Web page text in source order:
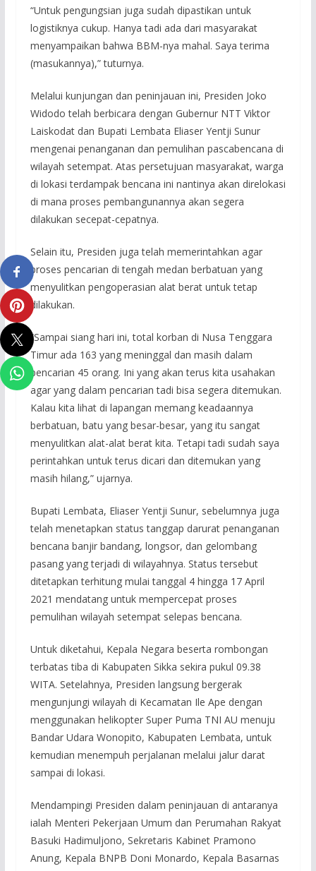
“Untuk pengungsian juga sudah dipastikan untuk
logistiknya cukup. Hanya tadi ada dari masyarakat
menyampaikan bahwa BBM-nya mahal. Saya terima
(masukannya),” tuturnya.
Melalui kunjungan dan peninjauan ini, Presiden Joko
Widodo telah berbicara dengan Gubernur NTT Viktor
Laiskodat dan Bupati Lembata Eliaser Yentji Sunur
mengenai penanganan dan pemulihan pascabencana di
wilayah setempat. Atas persetujuan masyarakat, warga
di lokasi terdampak bencana ini nantinya akan direlokasi
di mana proses pembangunannya akan segera
dilakukan secepat-cepatnya.
Selain itu, Presiden juga telah memerintahkan agar
proses pencarian di tengah medan berbatuan yang
menyulitkan pengoperasian alat berat untuk tetap
dilakukan.
“Sampai siang hari ini, total korban di Nusa Tenggara
Timur ada 163 yang meninggal dan masih dalam
pencarian 45 orang. Ini yang akan terus kita usahakan
agar yang dalam pencarian tadi bisa segera ditemukan.
Kalau kita lihat di lapangan memang keadaannya
berbatuan, batu yang besar-besar, yang itu sangat
menyulitkan alat-alat berat kita. Tetapi tadi sudah saya
perintahkan untuk terus dicari dan ditemukan yang
masih hilang,” ujarnya.
Bupati Lembata, Eliaser Yentji Sunur, sebelumnya juga
telah menetapkan status tanggap darurat penanganan
bencana banjir bandang, longsor, dan gelombang
pasang yang terjadi di wilayahnya. Status tersebut
ditetapkan terhitung mulai tanggal 4 hingga 17 April
2021 mendatang untuk mempercepat proses
pemulihan wilayah setempat selepas bencana.
Untuk diketahui, Kepala Negara beserta rombongan
terbatas tiba di Kabupaten Sikka sekira pukul 09.38
WITA. Setelahnya, Presiden langsung bergerak
mengunjungi wilayah di Kecamatan Ile Ape dengan
menggunakan helikopter Super Puma TNI AU menuju
Bandar Udara Wonopito, Kabupaten Lembata, untuk
kemudian menempuh perjalanan melalui jalur darat
sampai di lokasi.
Mendampingi Presiden dalam peninjauan di antaranya
ialah Menteri Pekerjaan Umum dan Perumahan Rakyat
Basuki Hadimuljono, Sekretaris Kabinet Pramono
Anung, Kepala BNPB Doni Monardo, Kepala Basarnas